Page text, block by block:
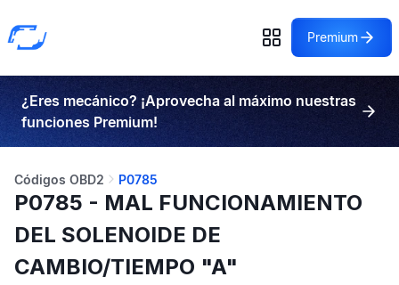
Premium
¿Eres mecánico? ¡Aprovecha al máximo nuestras
funciones Premium!
Códigos OBD2 P0785
P0785 - MAL FUNCIONAMIENTO
DEL SOLENOIDE DE
CAMBIO/TIEMPO "A"